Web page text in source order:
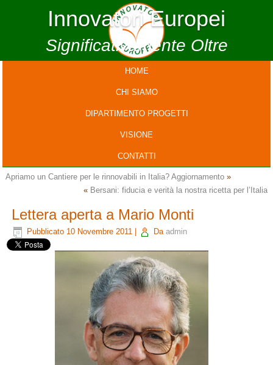
Innovatori Europei
Significativamente Oltre
HOME
CHI SIAMO
DIPARTIMENTO PROGETTI
VISIONE
CONTATTI
Apriamo un Cantiere per le rinnovabili in Italia? Aggiornamento »
« Bersani: fiducia e verità la nostra ricetta per l’Italia
Lettera aperta a Mario Monti
Pubblicato 10 Novembre 2011 Da admin